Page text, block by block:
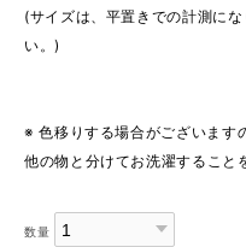
(サイズは、平置きでの計測に
い。)
※ 色移りする場合がございます
他の物と分けてお洗濯すること
数量